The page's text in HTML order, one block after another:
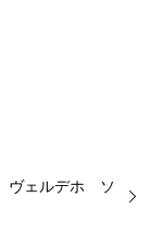
ェルデホ ソ